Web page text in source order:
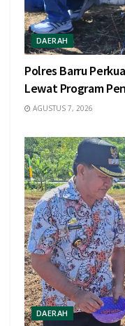
DAERAH
Polres Barru
Lewat Program
AGUSTUS 7, 2026
DAERAH